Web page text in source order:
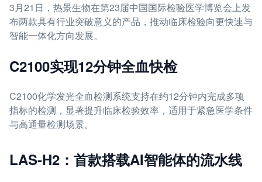
3月21日，热景生物在第23届中国国际检验医学博览会上发
布两款具有行业突破意义的产品，推动临床检验向更快速与
智能一体化方向发展。
C2100实现12分钟全血快检
C2100化学发光全血检测系统支持在约12分钟内完成多项
指标的检测，显著提升临床检验效率，适用于紧急医学条件
与高通量检测场景。
LAS-H2：首款搭载AI智能体的流水线